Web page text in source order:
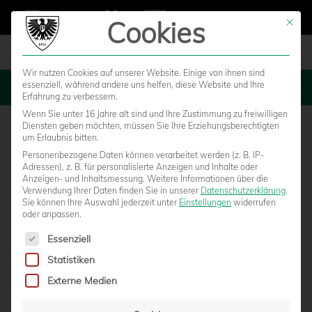
MENU
ANREISE
Mit demAuto aus Richtung Norden, Süden und Westen
fahren Sie bis zum Autobahnkreuz Münster Süd
Anschließend folgen Sie dem Verlauf der
Umgehungsstraße und biegen schließlich Richtung
Hammer Straße/Hiltrup ab. Wenn Sie der Hammer
Straße folgen, erreichen Sie nach etwa 1 Kilometern
das LVM-Preußenstadion, das auf der rechten Seite
Mit
Cookies
Wir nutzen Cookies auf unserer Website. Einige von ihnen sind
essenziell, während andere uns helfen, diese Website und Ihre
Erfahrung zu verbessern.
Wenn Sie unter 16 Jahre alt sind und Ihre Zustimmung zu freiwilligen
Diensten geben möchten, müssen Sie Ihre Erziehungsberechtigten
um Erlaubnis bitten.
Personenbezogene Daten können verarbeitet werden (z. B. IP-
Adressen), z. B. für personalisierte Anzeigen und Inhalte oder
Anzeigen- und Inhaltsmessung. Weitere Informationen über die
Verwendung Ihrer Daten finden Sie in unserer Datenschutzerklärung.
Sie können Ihre Auswahl jederzeit unter Einstellungen widerrufen
oder anpassen.
Es folgt eine Liste der Service-Gruppen, für die eine
Essenziell
Statistiken
Externe Medien